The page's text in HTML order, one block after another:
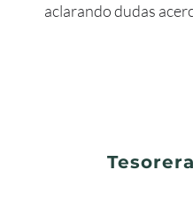
aclarando dudas
Tesorera